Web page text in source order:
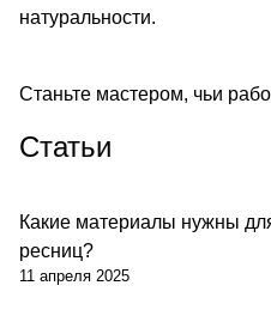
натуральности.
Станьте мастером, чьи
Статьи
Какие материалы нужны
ресниц?
11 апреля 2025